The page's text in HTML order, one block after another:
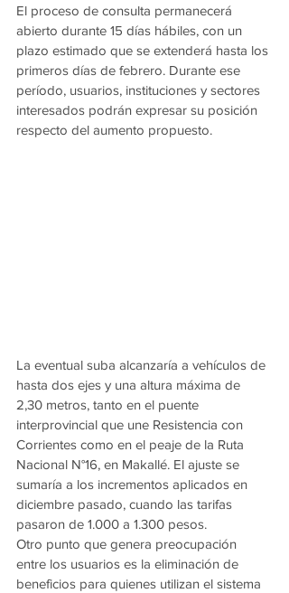
El proceso de consulta permanecerá
abierto durante 15 días hábiles, con un
plazo estimado que se extenderá hasta los
primeros días de febrero. Durante ese
período, usuarios, instituciones y sectores
interesados podrán expresar su posición
respecto del aumento propuesto.
La eventual suba alcanzaría a vehículos de
hasta dos ejes y una altura máxima de
2,30 metros, tanto en el puente
interprovincial que une Resistencia con
Corrientes como en el peaje de la Ruta
Nacional N°16, en Makallé. El ajuste se
sumaría a los incrementos aplicados en
diciembre pasado, cuando las tarifas
pasaron de 1.000 a 1.300 pesos.
Otro punto que genera preocupación
entre los usuarios es la eliminación de
beneficios para quienes utilizan el sistema